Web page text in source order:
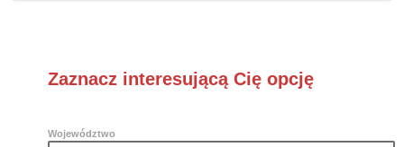
Zaznacz interesującą Cię opcję
Województwo